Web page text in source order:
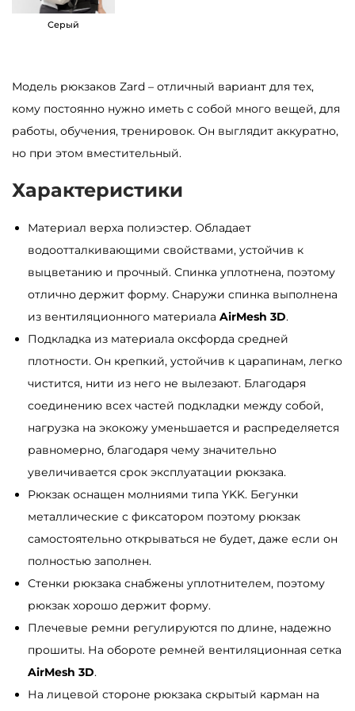
S
b
a
g
Z
r
Z
N
а
в
ы
Серый
Модель рюкзаков Zard – отличный вариант для тех,
кому постоянно нужно иметь с собой много вещей, для
работы, обучения, тренировок. Он выглядит аккуратно,
но при этом вместительный.
Характеристики
Материал верха полиэстер. Обладает
водоотталкивающими свойствами, устойчив к
выцветанию и прочный. Спинка уплотнена, поэтому
отлично держит форму. Снаружи спинка выполнена
из вентиляционного материала AirMesh 3D.
Подкладка из материала оксфорда средней
плотности. Он крепкий, устойчив к царапинам, легко
чистится, нити из него не вылезают. Благодаря
соединению всех частей подкладки между собой,
нагрузка на экокожу уменьшается и распределяется
равномерно, благодаря чему значительно
увеличивается срок эксплуатации рюкзака.
Рюкзак оснащен молниями типа YKK. Бегунки
металлические с фиксатором поэтому рюкзак
самостоятельно открываться не будет, даже если он
полностью заполнен.
Стенки рюкзака снабжены уплотнителем, поэтому
рюкзак хорошо держит форму.
Плечевые ремни регулируются по длине, надежно
прошиты. На обороте ремней вентиляционная сетка
AirMesh 3D.
На лицевой стороне рюкзака скрытый карман на